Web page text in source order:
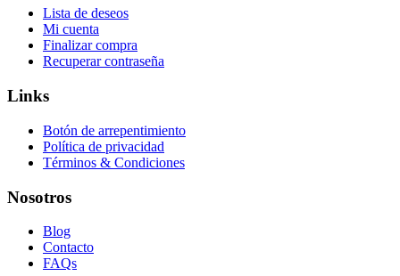
Lista de deseos
Mi cuenta
Finalizar compra
Recuperar contraseña
Links
Botón de arrepentimiento
Política de privacidad
Términos & Condiciones
Nosotros
Blog
Contacto
FAQs